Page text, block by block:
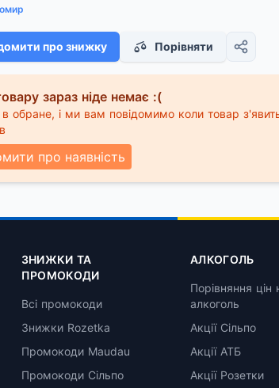
про знижку Порівняти
зараз ніде немає :(
обране, і ми вам повідомимо коли товар
про наявність
ЗНИЖКИ ТА
ПРОМОКОДИ
Всі промокоди
Знижки Rozetka
Промокоди Maudau
Промокоди Сільпо
АЛКОГОЛЬ
Порівняння цін
алкоголь
Акції Сільпо
Акції АТБ
Акції Розетки